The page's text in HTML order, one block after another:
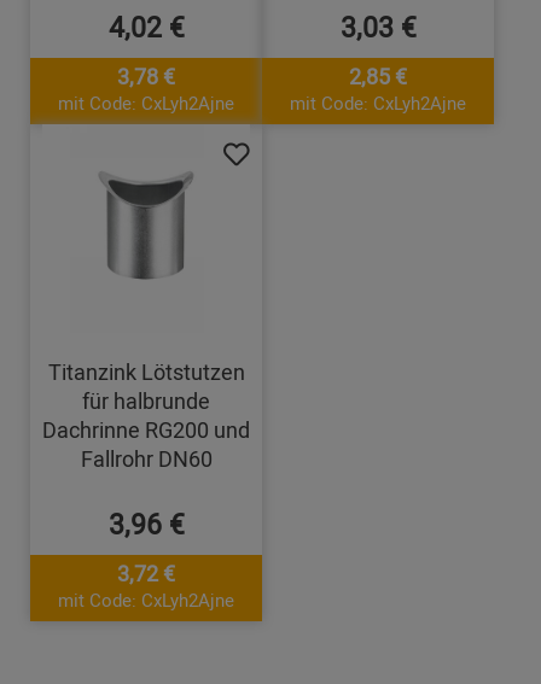
4,02 €
3,78 €
mit Code: CxLyh2Ajne
3,03 €
2,85 €
mit Code: CxLyh2Ajne
Titanzink Lötstutzen
für halbrunde
Dachrinne RG200 und
Fallrohr DN60
3,96 €
3,72 €
mit Code: CxLyh2Ajne